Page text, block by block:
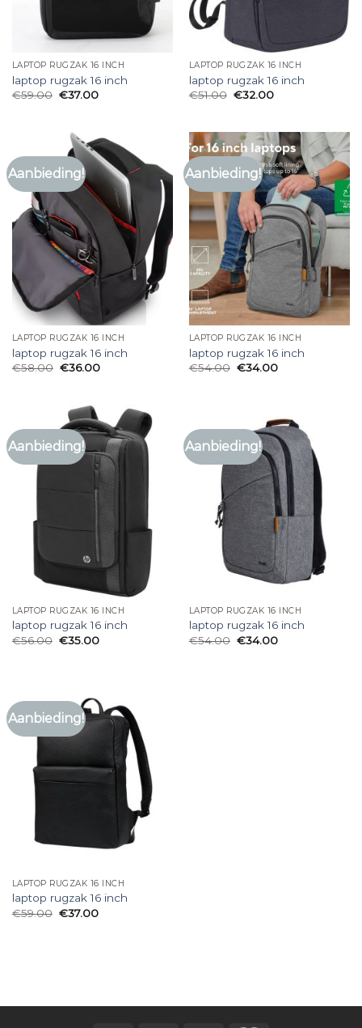
LAPTOP RUGZAK 16 INCH
laptop rugzak 16 inch
€59.00 €37.00
LAPTOP RUGZAK 16 INCH
laptop rugzak 16 inch
€51.00 €32.00
Aanbieding!
LAPTOP RUGZAK 16 INCH
laptop rugzak 16 inch
€58.00 €36.00
Aanbieding!
LAPTOP RUGZAK 16 INCH
laptop rugzak 16 inch
€54.00 €34.00
Aanbieding!
LAPTOP RUGZAK 16 INCH
laptop rugzak 16 inch
€56.00 €35.00
Aanbieding!
LAPTOP RUGZAK 16 INCH
laptop rugzak 16 inch
€54.00 €34.00
Aanbieding!
LAPTOP RUGZAK 16 INCH
laptop rugzak 16 inch
€59.00 €37.00